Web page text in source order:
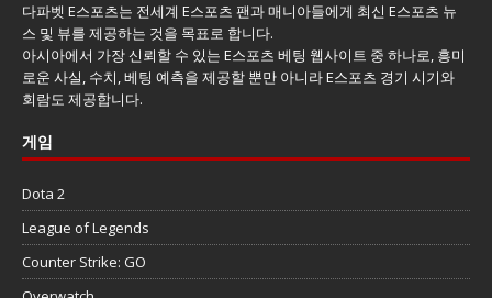
다파벳 E스포츠는 전세계 E스포츠 팬과 매니아들에게 최신 E스포츠 뉴
스 및 뷰를 제공하는 것을 목표로 합니다.
아시아에서 가장 신뢰할 수 있는 E스포츠 베팅 웹사이트 중 하나로, 흥미
로운 사실, 수치, 베팅 예측을 제공할 뿐만 아니라 E스포츠 경기 시기와
회람도 제공합니다.
게임
Dota 2
League of Legends
Counter Strike: GO